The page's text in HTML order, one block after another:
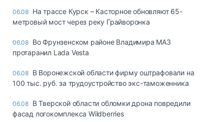
06.08 На трассе Курск – Касторное обновляют 65-
метровый мост через реку Грайворонка
06.08 Во Фрунзенском районе Владимира МАЗ
протаранил Lada Vesta
06.08 В Воронежской области фирму оштрафовали на
100 тыс. руб. за трудоустройство экс-таможенника
06.08 В Тверской области обломки дрона повредили
фасад логокомплекса Wildberries